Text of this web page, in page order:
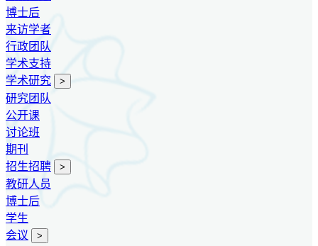
博士后
来访学者
行政团队
学术支持
学术研究
>
研究团队
公开课
讨论班
期刊
招生招聘
>
教研人员
博士后
学生
会议
>